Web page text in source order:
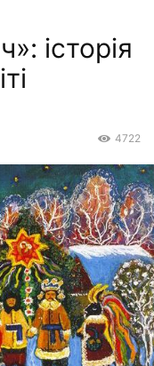
історія
4722